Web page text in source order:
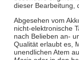
dieser Bearbeitung,
Abgesehen vom
nicht-elektronische
nach Belieben an-
Qualität erlaubt es,
unendlichen Atem